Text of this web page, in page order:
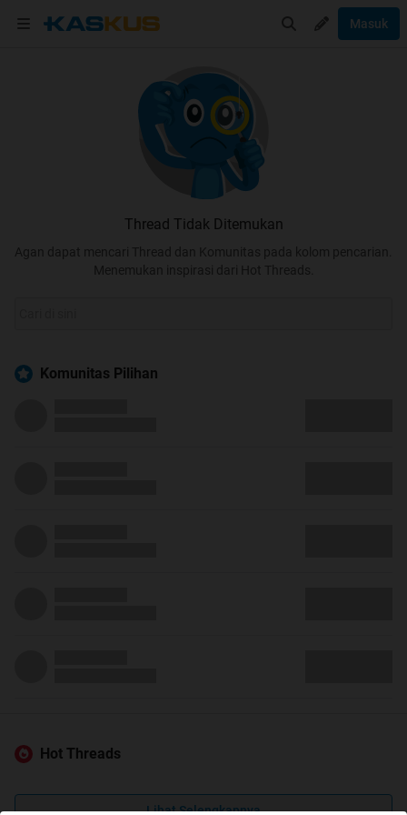
Masuk
Thread Tidak Ditemukan
Agan dapat mencari Thread dan Komunitas pada kolom pencarian.
Menemukan inspirasi dari Hot Threads.
Komunitas Pilihan
Hot Threads
Lihat Selengkapnya